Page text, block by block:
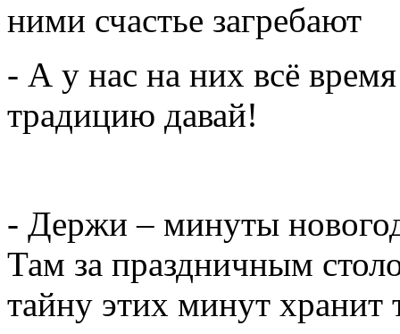
ними счастье загребают
- А у нас на них всё
традицию давай!
- Держи – минуты
Там за праздничным
тайну этих минут хранит